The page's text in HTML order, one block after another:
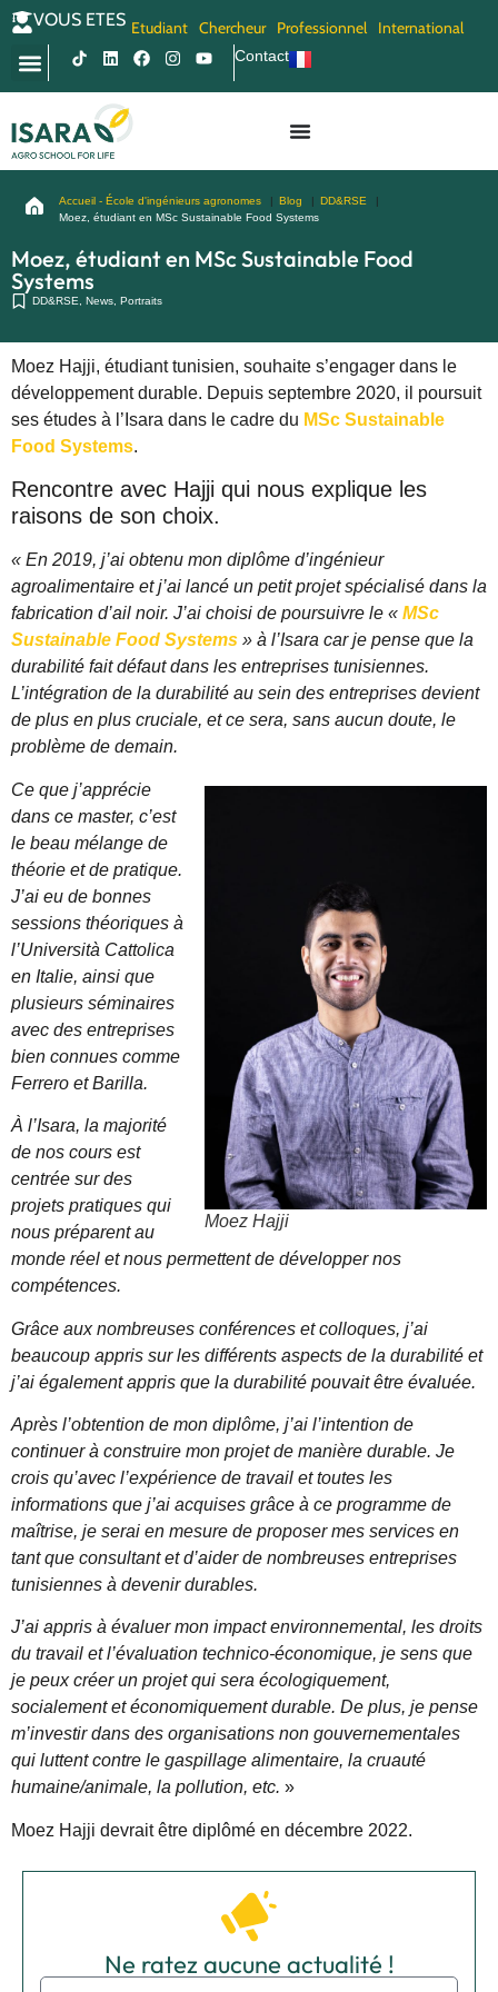
VOUS ETES Etudiant Chercheur Professionnel International
Contact
Accueil - École d'ingénieurs agronomes Blog
DD&RSE
Moez, étudiant en MSc Sustainable Food Systems
Moez, étudiant en MSc Sustainable Food
Systems
DD&RSE News Portraits
Moez Hajji, étudiant tunisien, souhaite s’engager dans le
développement durable. Depuis septembre 2020, il poursuit
ses études à l’Isara dans le cadre du MSc Sustainable
Food Systems.
Rencontre avec Hajji qui nous explique les
raisons de son choix.
« En 2019, j’ai obtenu mon diplôme d’ingénieur
agroalimentaire et j’ai lancé un petit projet spécialisé dans la
fabrication d’ail noir. J’ai choisi de poursuivre le « MSc
Sustainable Food Systems » à l’Isara car je pense que la
durabilité fait défaut dans les entreprises tunisiennes.
L’intégration de la durabilité au sein des entreprises devient
de plus en plus cruciale, et ce sera, sans aucun doute, le
problème de demain.
Moez Hajji
Ce que j’apprécie
dans ce master, c’est
le beau mélange de
théorie et de pratique.
J’ai eu de bonnes
sessions théoriques à
l’Università Cattolica
en Italie, ainsi que
plusieurs séminaires
avec des entreprises
bien connues comme
Ferrero et Barilla.
À l’Isara, la majorité
de nos cours est
centrée sur des
projets pratiques qui
nous préparent au
monde réel et nous permettent de développer nos
compétences.
Grâce aux nombreuses conférences et colloques, j’ai
beaucoup appris sur les différents aspects de la durabilité et
j’ai également appris que la durabilité pouvait être évaluée.
Après l’obtention de mon diplôme, j’ai l’intention de
continuer à construire mon projet de manière durable. Je
crois qu’avec l’expérience de travail et toutes les
informations que j’ai acquises grâce à ce programme de
maîtrise, je serai en mesure de proposer mes services en
tant que consultant et d’aider de nombreuses entreprises
tunisiennes à devenir durables.
J’ai appris à évaluer mon impact environnemental, les droits
du travail et l’évaluation technico-économique, je sens que
je peux créer un projet qui sera écologiquement,
socialement et économiquement durable. De plus, je pense
m’investir dans des organisations non gouvernementales
qui luttent contre le gaspillage alimentaire, la cruauté
humaine/animale, la pollution, etc. »
Moez Hajji devrait être diplômé en décembre 2022.
Ne ratez aucune actualité !